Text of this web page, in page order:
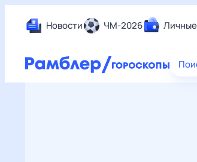
Новости ЧМ-2026